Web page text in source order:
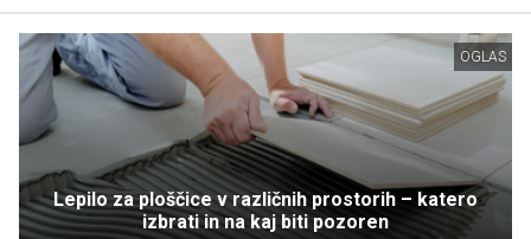
OGLAS
Lepilo za ploščice v različnih prostorih – katero
izbrati in na kaj biti pozoren